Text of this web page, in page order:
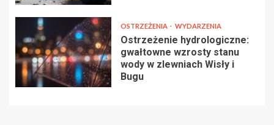
OSTRZEŻENIA WYDARZENIA
Ostrzeżenie hydrologiczne:
gwałtowne wzrosty stanu
wody w zlewniach Wisły i
Bugu